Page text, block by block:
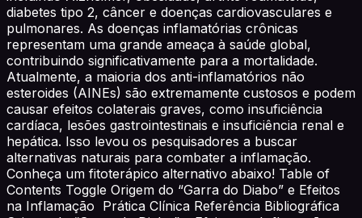
diabetes tipo 2, câncer e doenças cardiovasculares e
pulmonares. As doenças inflamatórias crônicas
representam uma grande ameaça à saúde global,
contribuindo significativamente para a mortalidade.
Atualmente, a maioria dos anti-inflamatórios não
esteroides (AINEs) são extremamente custosos e podem
causar efeitos colaterais graves, como insuficiência
cardíaca, lesões gastrointestinais e insuficiência renal e
hepática. Isso levou os pesquisadores a buscar
alternativas naturais para combater a inflamação.
Conheça um fitoterápico alternativo abaixo! Table of
Contents Toggle Origem do “Garra do Diabo” e Efeitos
na Inflamação Prática Clínica Referência Bibliográfica